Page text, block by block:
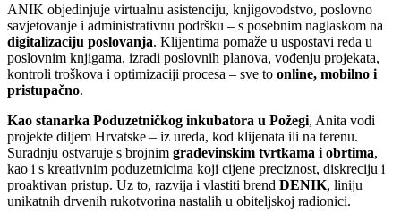
ANIK objedinjuje virtualnu asistenciju, knjigovodstvo, poslovno
savjetovanje i administrativnu podršku – s posebnim naglaskom na
digitalizaciju poslovanja. Klijentima pomaže u uspostavi reda u
poslovnim knjigama, izradi poslovnih planova, vođenju projekata,
kontroli troškova i optimizaciji procesa – sve to online, mobilno i
pristupačno.
Kao stanarka Poduzetničkog inkubatora u Požegi, Anita vodi
projekte diljem Hrvatske – iz ureda, kod klijenata ili na terenu.
Suradnju ostvaruje s brojnim građevinskim tvrtkama i obrtima,
kao i s kreativnim poduzetnicima koji cijene preciznost, diskreciju i
proaktivan pristup. Uz to, razvija i vlastiti brend DENIK, liniju
unikatnih drvenih rukotvorina nastalih u obiteljskoj radionici.